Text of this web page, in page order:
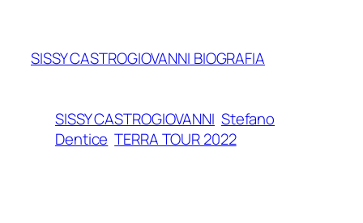
SISSY CASTROGIOVANNI BIOGRAFIA
SISSY CASTROGIOVANNI Stefano
Dentice TERRA TOUR 2022